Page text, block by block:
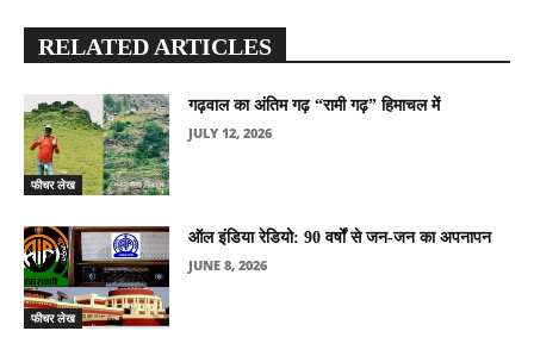
RELATED ARTICLES
फीचर लेख
गढ़वाल का अंतिम गढ़ “रामी गढ़” हिमाचल में
JULY 12, 2026
फीचर लेख
ऑल इंडिया रेडियो: 90 वर्षों से जन-जन का अपनापन
JUNE 8, 2026